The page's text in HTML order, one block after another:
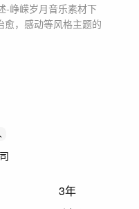
-峥嵘岁月音乐素材下
愈，感动等风格主题的
3年